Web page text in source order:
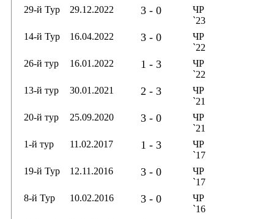
29-й Тур
29.12.2022 3 - 0
ЧР
`23
14-й Тур
16.04.2022 3 - 0
ЧР
`22
26-й тур
16.01.2022 1 - 3
ЧР
`22
13-й тур
30.01.2021 2 - 3
ЧР
`21
20-й тур
25.09.2020 3 - 0
ЧР
`21
1-й тур
11.02.2017 1 - 3
ЧР
`17
19-й Тур
12.11.2016 3 - 0
ЧР
`17
8-й Тур
10.02.2016 3 - 0
ЧР
`16